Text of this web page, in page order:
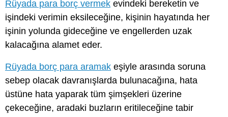
Rüyada para borç vermek evindeki bereketin ve
işindeki verimin eksileceğine, kişinin hayatında her
işinin yolunda gideceğine ve engellerden uzak
kalacağına alamet eder.
Rüyada borç para aramak eşiyle arasında soruna
sebep olacak davranışlarda bulunacağına, hata
üstüne hata yaparak tüm şimşekleri üzerine
çekeceğine, aradaki buzların eritileceğine tabir